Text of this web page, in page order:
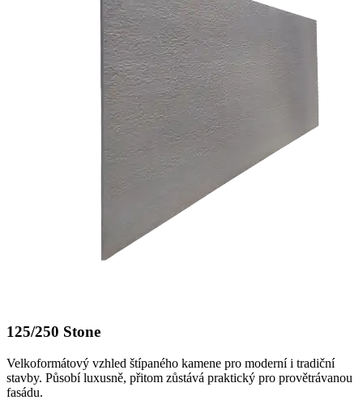
125/250 Stone
Velkoformátový vzhled štípaného kamene pro moderní i tradiční
stavby. Působí luxusně, přitom zůstává praktický pro provětrávanou
fasádu.